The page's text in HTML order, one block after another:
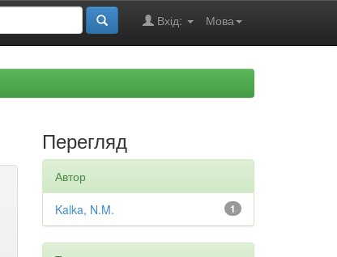
Мова
Вхід:
Перегляд
Автор
1
Kalka, N.M.